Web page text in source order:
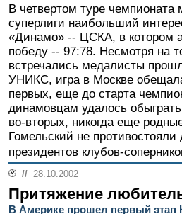
В четвертом туре чемпионата
суперлиги наибольший
«Динамо» -- ЦСКА, в котором
победу -- 97:78. Несмотря на
встречались медалисты
УНИКС, игра в Москве
первых, еще до старта
динамовцам удалось
во-вторых, никогда еще
Гомельский не противостояли
президентов клубов-
// 28.10.2002
Притяжение
В Америке прошел первый этап